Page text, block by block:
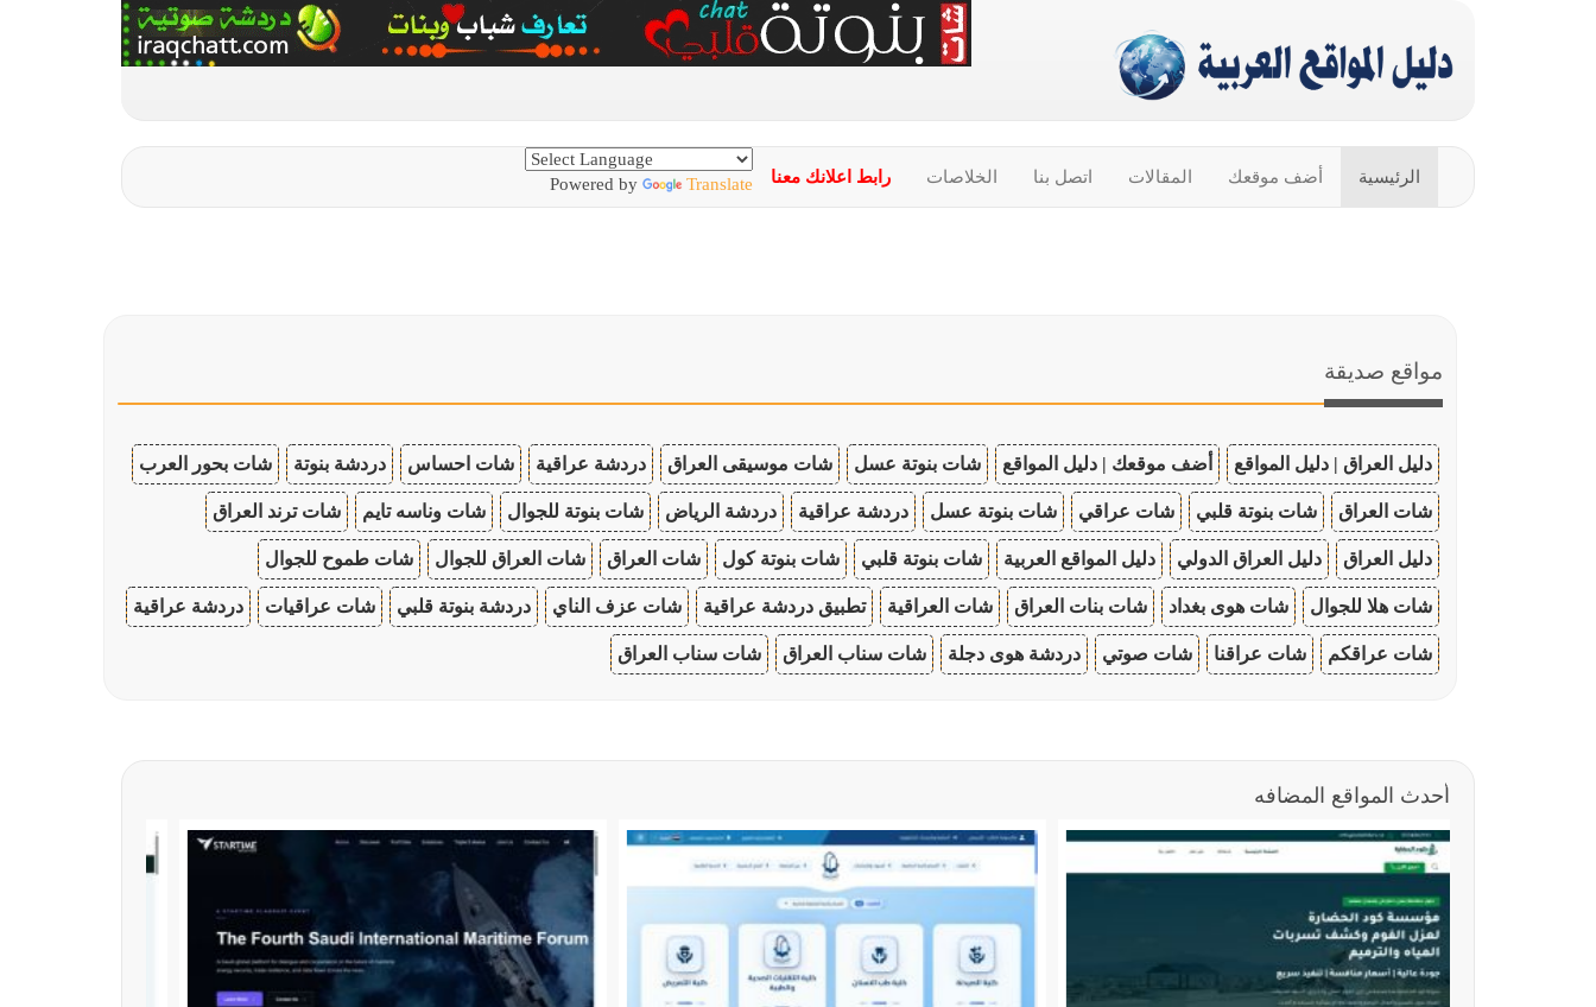
الرئيسية أضف موقعك المقالات اتصل بنا الخلاصات رابط اعلانك معنا Powered by Translate
مواقع صديقة
دليل العراق | دليل المواقع أضف موقعك | دليل المواقع شات بنوتة عسل شات موسيقى العراق دردشة عراقية شات احساس دردشة بنوتة شات بحور العرب
شات العراق شات بنوتة قلبي شات عراقي شات بنوتة عسل دردشة عراقية دردشة الرياض شات بنوتة للجوال شات وناسه تايم شات ترند العراق
دليل العراق دليل العراق الدولي دليل المواقع العربية شات بنوتة قلبي شات بنوتة كول شات العراق شات العراق للجوال شات طموح للجوال
شات هلا للجوال شات هوى بغداد شات بنات العراق شات العراقية تطبيق دردشة عراقية شات عزف الناي دردشة بنوتة قلبي شات عراقيات دردشة عراقية
شات عراقكم شات عراقنا شات صوتي دردشة هوى دجلة شات سناب العراق شات سناب العراق
أحدث المواقع المضافه